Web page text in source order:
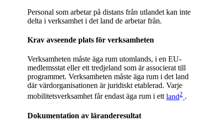
Personal som arbetar på distans från utlandet kan inte
delta i verksamhet i det land de arbetar från.
Krav avseende plats för verksamheten
Verksamheten måste äga rum utomlands, i en EU-
medlemsstat eller ett tredjeland som är associerat till
programmet. Verksamheten måste äga rum i det land
där värdorganisationen är juridiskt etablerad. Varje
mobilitetsverksamhet får endast äga rum i ettland2 .
Dokumentation av läranderesultat